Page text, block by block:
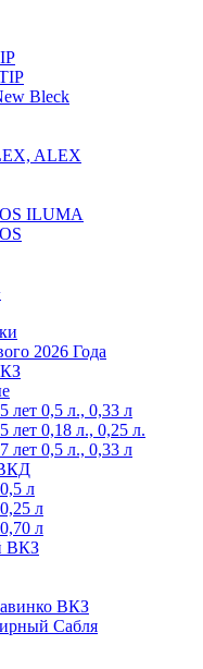
Bleck
ALEX
ILUMA
2026 Года
лет 0,5 л., 0,33 л
лет 0,18 л., 0,25 л.
лет 0,5 л., 0,33 л
л
л
л
ВКЗ
ВКЗ
Сабля